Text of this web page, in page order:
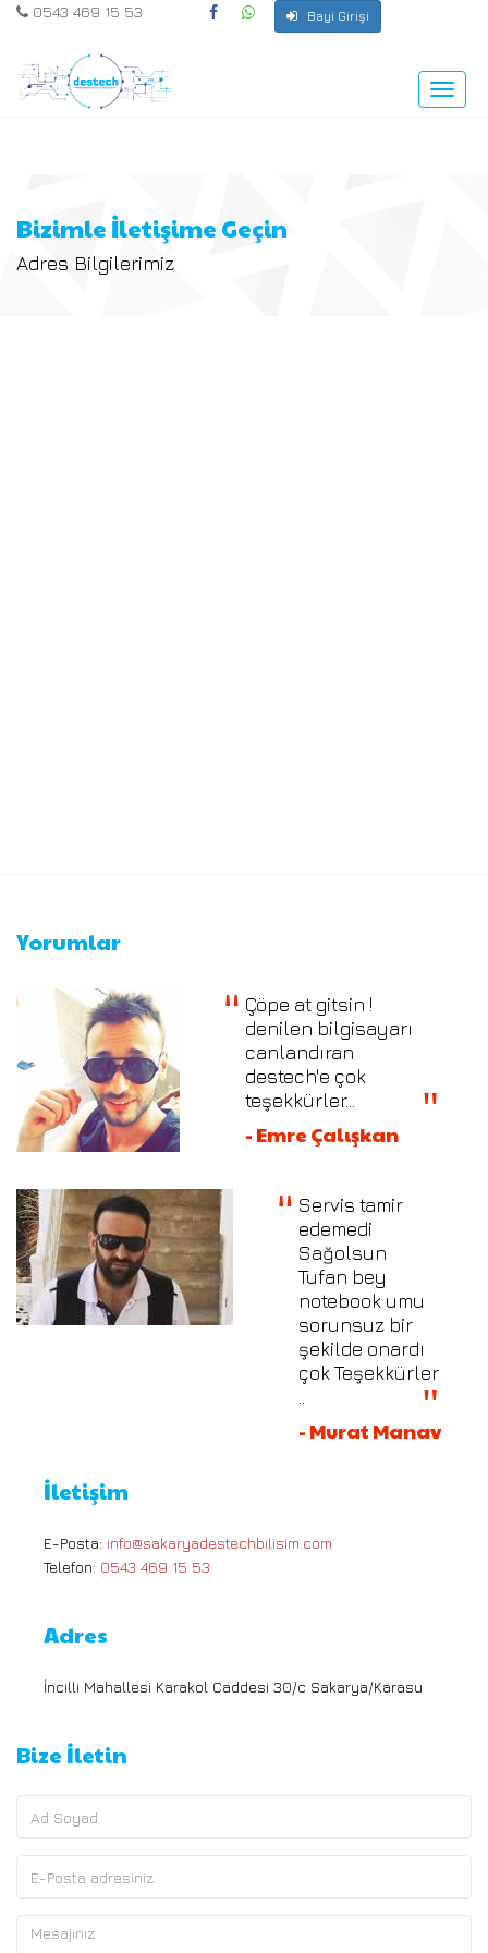
0543 469 15 53 Bayi Girişi
Toggle
Bizimle İletişime Geçin
Adres Bilgilerimiz
Yorumlar
Çöpe at gitsin !
denilen bilgisayarı
canlandıran
destech'e çok
teşekkürler...
- Emre Çalışkan
Servis tamir
edemedi
Sağolsun
Tufan bey
notebook umu
sorunsuz bir
şekilde onardı
çok Teşekkürler
- Murat Manav
İletişim
E-Posta: info@sakaryadestechbilisim.com
Telefon: 0543 469 15 53
Adres
İncilli Mahallesi Karakol Caddesi 30/c Sakarya/Karasu
Bize İletin